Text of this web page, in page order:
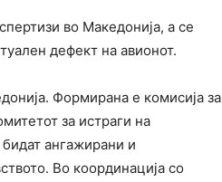
во Македонија, а се
дефект на авионот.
Формирана е комисија за
за истраги на
ангажирани и
Во координација со